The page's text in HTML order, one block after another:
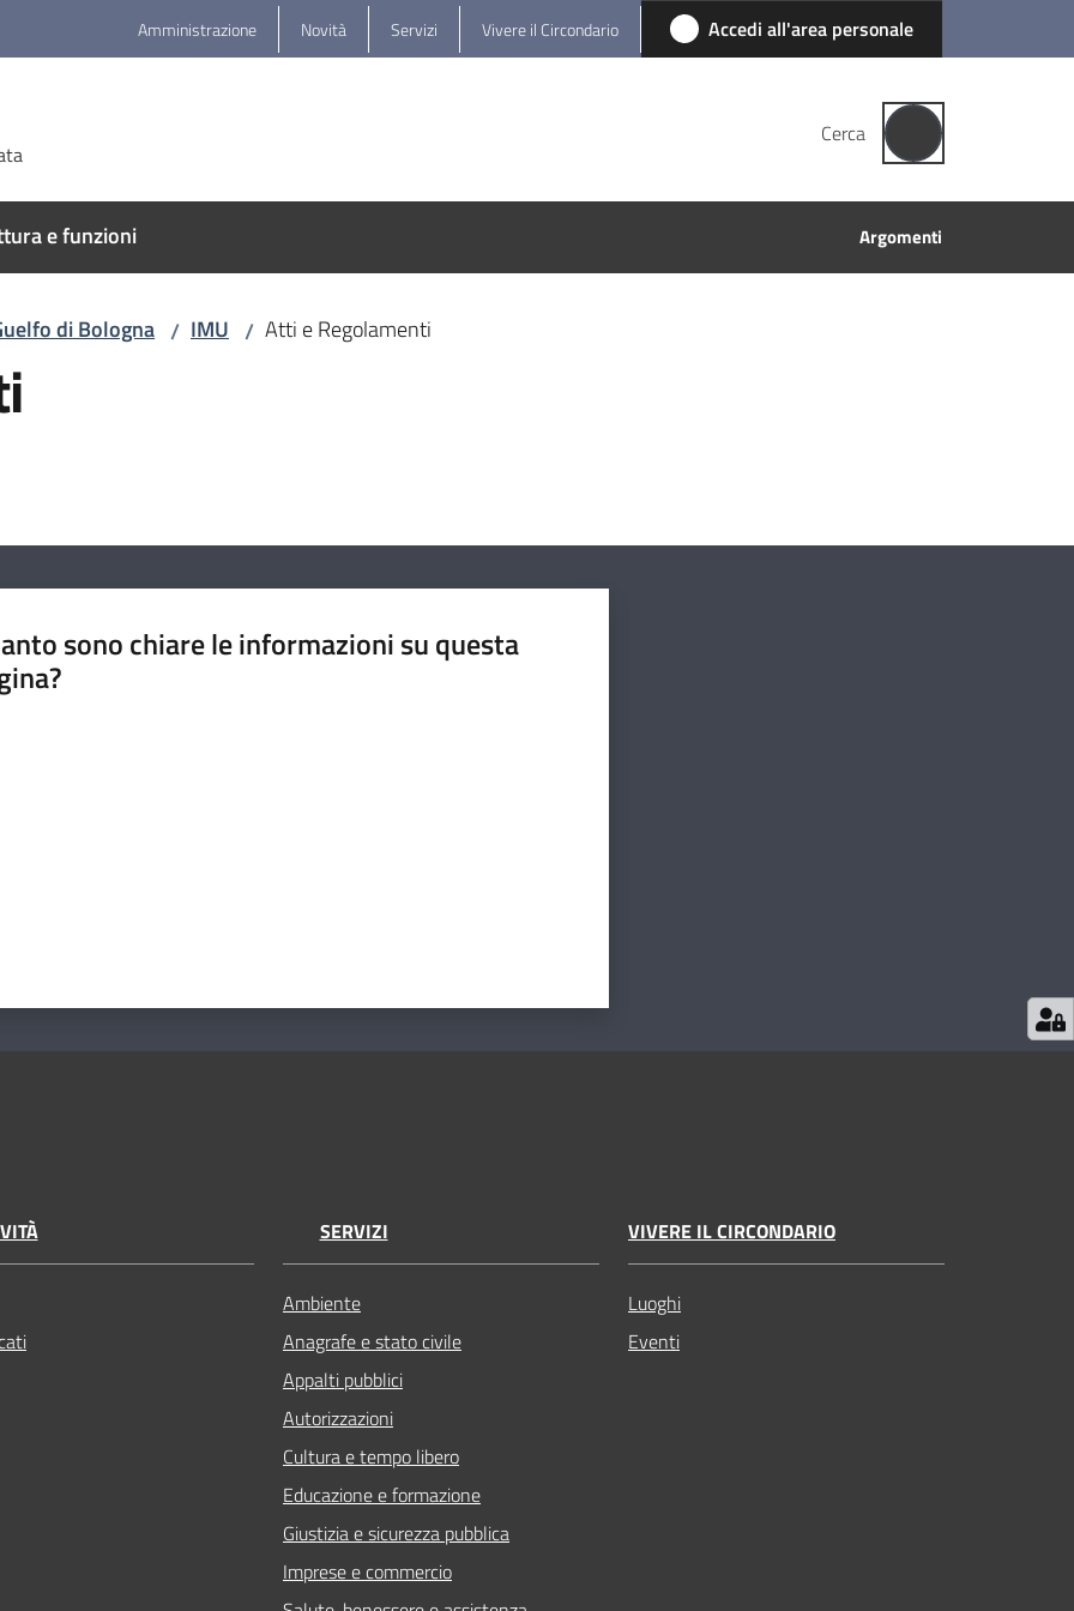
Amministrazione Novità Servizi Vivere il Circondario Accedi all'area personale
Cerca
e funzioni Argomenti
di Bologna / IMU / Atti e Regolamenti
sono chiare le informazioni su questa
SERVIZI
Ambiente
Anagrafe e stato civile
Appalti pubblici
Autorizzazioni
Cultura e tempo libero
Educazione e formazione
Giustizia e sicurezza pubblica
Imprese e commercio
VIVERE IL CIRCONDARIO
Luoghi
Eventi